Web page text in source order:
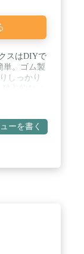
スはDIYで
単。ゴム製
しっかり
。長期的
証するこ
さ12.2イン
エリーや化
ご自宅や
ティーカ
せしませ
ービス、
る場合
ーを書く